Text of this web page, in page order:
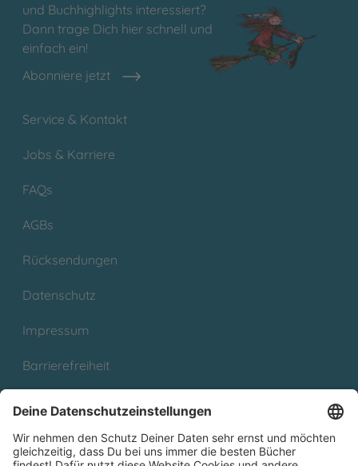
und Buchhighlights interessiert?
Dann trage Dich hier schnell und
einfach ein!
Abonniere jetzt
Service & Kontakt
Jobs & Karriere
FAQs
AGBs
Rücksendungen
Datenschutz
Impressum
Barrierefreiheit
Partnerprogramm (Affiliate)